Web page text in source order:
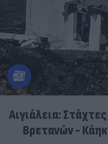
Αιγιάλεια:
Βρετανών -